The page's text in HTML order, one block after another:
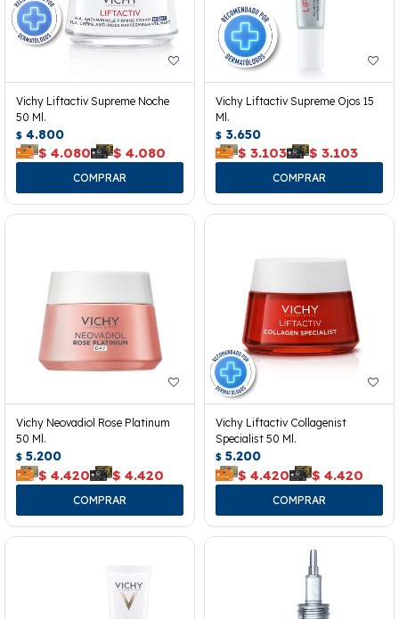
Vichy Liftactiv Supreme Noche
50 Ml.
$ 4.800
$ 4.080 $ 4.080
Vichy Liftactiv Supreme Ojos 15
Ml.
$ 3.650
$ 3.103 $ 3.103
Vichy Neovadiol Rose Platinum
50 Ml.
$ 5.200
$ 4.420 $ 4.420
Vichy Liftactiv Collagenist
Specialist 50 Ml.
$ 5.200
$ 4.420 $ 4.420